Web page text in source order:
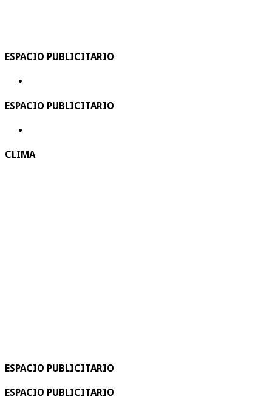
ESPACIO PUBLICITARIO
ESPACIO PUBLICITARIO
CLIMA
ESPACIO PUBLICITARIO
ESPACIO PUBLICITARIO